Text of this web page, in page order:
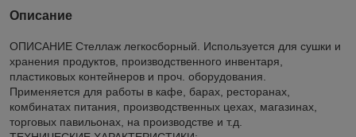
Описание
ОПИСАНИЕ Стеллаж легкосборный. Используется для сушки и
хранения продуктов, производственного инвентаря,
пластиковых контейнеров и проч. оборудования.
Применяется для работы в кафе, барах, ресторанах,
комбинатах питания, производственных цехах, магазинах,
торговых павильонах, на производстве и т.д.